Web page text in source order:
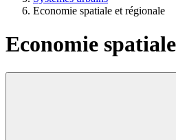
Economie spatiale et régionale
Economie